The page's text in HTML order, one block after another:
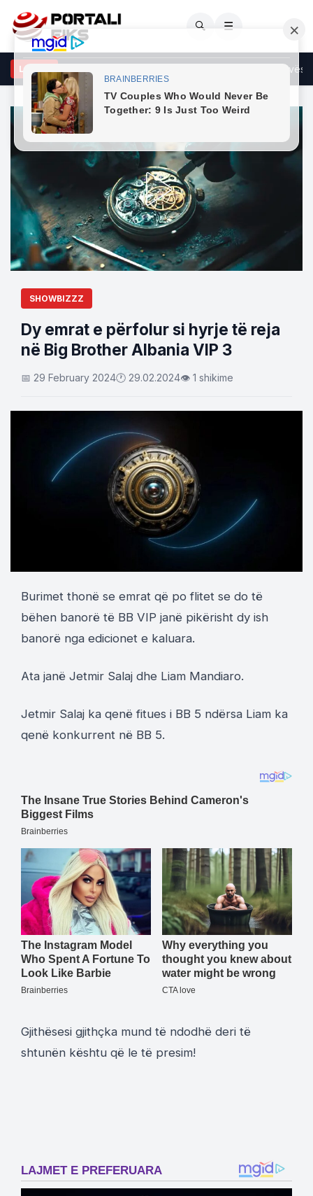
🔍 ☰
LAJME
Zelensky mund të kishte qenë më mirënjohës ndaj Kosovës
SHOWBIZZZ
Dy emrat e përfolur si hyrje të reja
në Big Brother Albania VIP 3
📅 29 February 2024🕐 29.02.2024👁 1 shikime
Burimet thonë se emrat që po flitet se do të
bëhen banorë të BB VIP janë pikërisht dy ish
banorë nga edicionet e kaluara.
Ata janë Jetmir Salaj dhe Liam Mandiaro.
Jetmir Salaj ka qenë fitues i BB 5 ndërsa Liam ka
qenë konkurrent në BB 5.
Gjithësesi gjithçka mund të ndodhë deri të
shtunën kështu që le të presim!